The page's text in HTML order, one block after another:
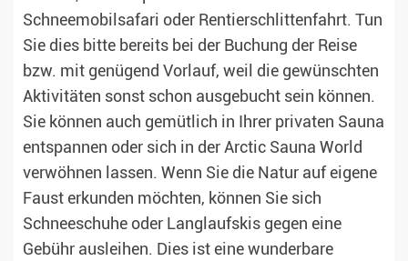
Schneemobilsafari oder Rentierschlittenfahrt. Tun
Sie dies bitte bereits bei der Buchung der Reise
bzw. mit genügend Vorlauf, weil die gewünschten
Aktivitäten sonst schon ausgebucht sein können.
Sie können auch gemütlich in Ihrer privaten Sauna
entspannen oder sich in der Arctic Sauna World
verwöhnen lassen. Wenn Sie die Natur auf eigene
Faust erkunden möchten, können Sie sich
Schneeschuhe oder Langlaufskis gegen eine
Gebühr ausleihen. Dies ist eine wunderbare